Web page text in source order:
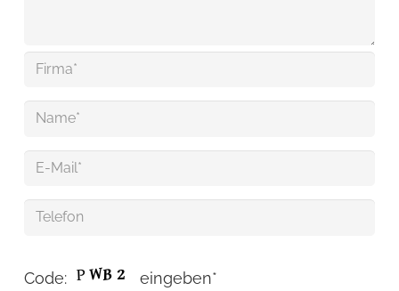
Code: eingeben*